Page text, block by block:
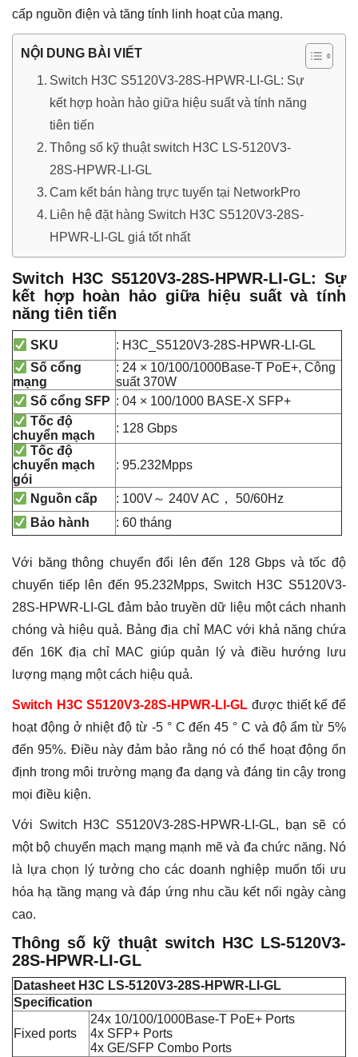
cấp nguồn điện và tăng tính linh hoạt của mạng.
NỘI DUNG BÀI VIẾT
Switch H3C S5120V3-28S-HPWR-LI-GL: Sự
kết hợp hoàn hảo giữa hiệu suất và tính năng
tiên tiến
Thông số kỹ thuật switch H3C LS-5120V3-
28S-HPWR-LI-GL
Cam kết bán hàng trực tuyến tại NetworkPro
Liên hệ đặt hàng Switch H3C S5120V3-28S-
HPWR-LI-GL giá tốt nhất
Switch H3C S5120V3-28S-HPWR-LI-GL: Sự
kết hợp hoàn hảo giữa hiệu suất và tính
năng tiên tiến
SKU
: H3C_S5120V3-28S-HPWR-LI-GL
Số cổng
mạng
: 24 × 10/100/1000Base-T PoE+, Công
suất 370W
Số cổng SFP : 04 × 100/1000 BASE-X SFP+
Tốc độ
chuyển mạch
: 128 Gbps
Tốc độ
chuyển mạch
gói
: 95.232Mpps
Nguồn cấp
: 100V～ 240V AC， 50/60Hz
Bảo hành
: 60 tháng
Với băng thông chuyển đổi lên đến 128 Gbps và tốc độ
chuyển tiếp lên đến 95.232Mpps, Switch H3C S5120V3-
28S-HPWR-LI-GL đảm bảo truyền dữ liệu một cách nhanh
chóng và hiệu quả. Bảng địa chỉ MAC với khả năng chứa
đến 16K địa chỉ MAC giúp quản lý và điều hướng lưu
lượng mạng một cách hiệu quả.
Switch H3C S5120V3-28S-HPWR-LI-GL được thiết kế để
hoạt động ở nhiệt độ từ -5 ° C đến 45 ° C và độ ẩm từ 5%
đến 95%. Điều này đảm bảo rằng nó có thể hoạt động ổn
định trong môi trường mạng đa dạng và đáng tin cậy trong
mọi điều kiện.
Với Switch H3C S5120V3-28S-HPWR-LI-GL, bạn sẽ có
một bộ chuyển mạch mạng mạnh mẽ và đa chức năng. Nó
là lựa chọn lý tưởng cho các doanh nghiệp muốn tối ưu
hóa hạ tầng mạng và đáp ứng nhu cầu kết nối ngày càng
cao.
Thông số kỹ thuật switch H3C LS-5120V3-
28S-HPWR-LI-GL
Datasheet H3C LS-5120V3-28S-HPWR-LI-GL
Specification
Fixed ports
24x 10/100/1000Base-T PoE+ Ports
4x SFP+ Ports
4x GE/SFP Combo Ports